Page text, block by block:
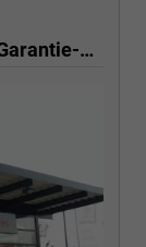
Selection 1.0 TSI 95 PS 4-Jahre-Garantie-AppleCarPlay-AndroidAuto-LED-PDC-Sitzheizung-DAB-Klima